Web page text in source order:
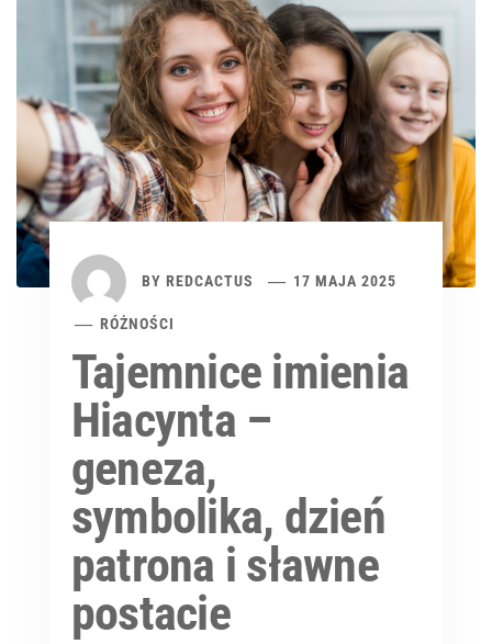
BY REDCACTUS 17 MAJA 2025
RÓŻNOŚCI
Tajemnice imienia
Hiacynta –
geneza,
symbolika, dzień
patrona i sławne
postacie